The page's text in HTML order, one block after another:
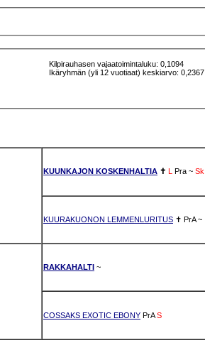
Kilpirauhasen vajaatoimintaluku: 0,1094
Ikäryhmän (yli 12 vuotiaat) keskiarvo: 0,2367
KUUNKAJON KOSKENHALTIA ✝ L Pra ~ Sk
KUURAKUONON LEMMENLURITUS ✝ PrA ~
RAKKAHALTI ~
COSSAKS EXOTIC EBONY PrA S